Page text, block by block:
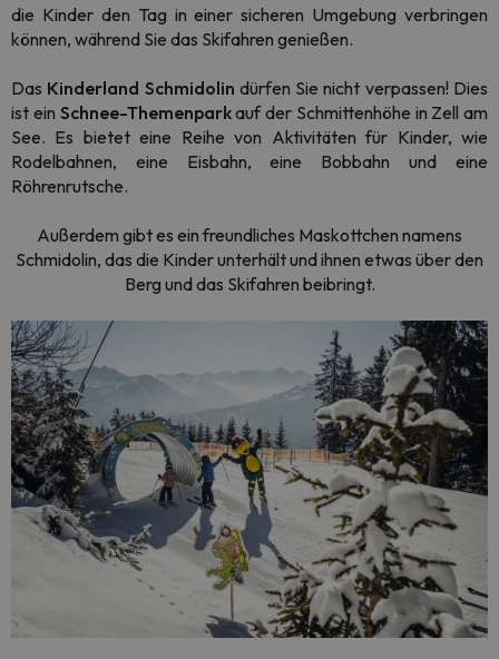
die Kinder den Tag in einer sicheren Umgebung verbringen
können, während Sie das Skifahren genießen.
Das Kinderland Schmidolin dürfen Sie nicht verpassen! Dies
ist ein Schnee-Themenparkauf der Schmittenhöhe in Zell am
See. Es bietet eine Reihe von Aktivitäten für Kinder, wie
Rodelbahnen, eine Eisbahn, eine Bobbahn und eine
Röhrenrutsche.
Außerdem gibt es ein freundliches Maskottchen namens
Schmidolin, das die Kinder unterhält und ihnen etwas über den
Berg und das Skifahren beibringt.